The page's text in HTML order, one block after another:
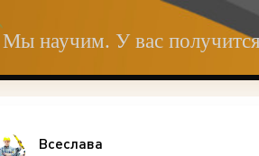
Мы научим. У вас
Всеслава